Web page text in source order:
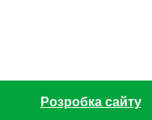
Розробка сайту